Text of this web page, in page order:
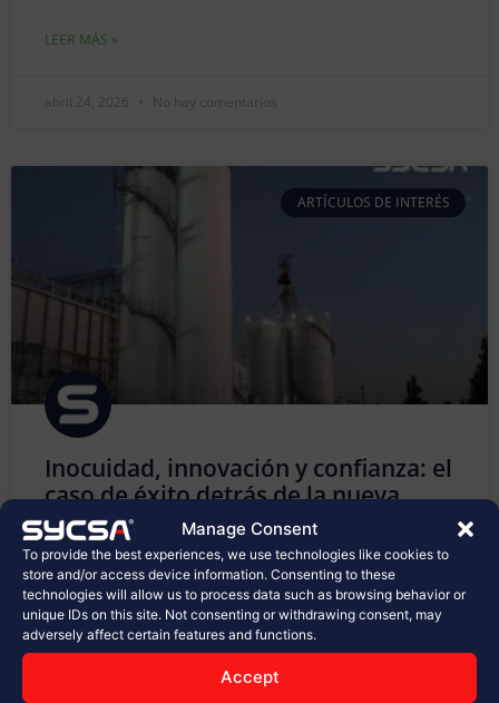
Manage Consent
To provide the best experiences, we use technologies like cookies to
store and/or access device information. Consenting to these
technologies will allow us to process data such as browsing behavior or
unique IDs on this site. Not consenting or withdrawing consent, may
adversely affect certain features and functions.
Accept
LEER MÁS »
abril 24, 2026 No hay comentarios
ARTÍCULOS DE INTERÉS
Inocuidad, innovación y confianza: el
caso de éxito detrás de la nueva
planta de Sabritas en Celaya
En la industria alimentaria, cada detalle cuenta.
Desde la selección de materias primas hasta el
empaque final, los procesos deben cumplir con los
más altos estándares de calidad, inocuidad y
seguridad. Hoy, en SYCSA®, celebramos con orgullo la
inauguración de la nueva planta de PepsiCo, Sabritas